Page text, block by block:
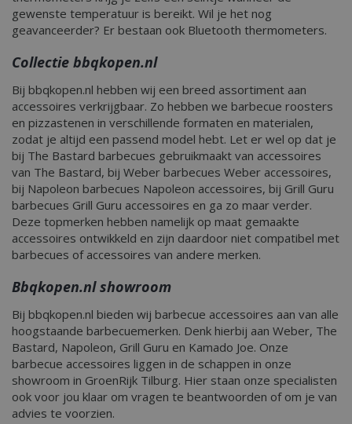
gewenste temperatuur is bereikt. Wil je het nog
geavanceerder? Er bestaan ook Bluetooth thermometers.
Collectie bbqkopen.nl
Bij bbqkopen.nl hebben wij een breed assortiment aan
accessoires verkrijgbaar. Zo hebben we barbecue roosters
en pizzastenen in verschillende formaten en materialen,
zodat je altijd een passend model hebt. Let er wel op dat je
bij The Bastard barbecues gebruikmaakt van accessoires
van The Bastard, bij Weber barbecues Weber accessoires,
bij Napoleon barbecues Napoleon accessoires, bij Grill Guru
barbecues Grill Guru accessoires en ga zo maar verder.
Deze topmerken hebben namelijk op maat gemaakte
accessoires ontwikkeld en zijn daardoor niet compatibel met
barbecues of accessoires van andere merken.
Bbqkopen.nl showroom
Bij bbqkopen.nl bieden wij barbecue accessoires aan van alle
hoogstaande barbecuemerken. Denk hierbij aan Weber, The
Bastard, Napoleon, Grill Guru en Kamado Joe. Onze
barbecue accessoires liggen in de schappen in onze
showroom in GroenRijk Tilburg. Hier staan onze specialisten
ook voor jou klaar om vragen te beantwoorden of om je van
advies te voorzien.